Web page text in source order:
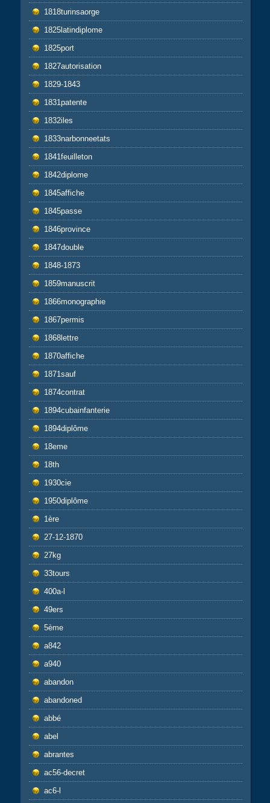
1818turinsaorge
1825latindiplome
1825port
1827autorisation
1829-1843
1831patente
1832iles
1833narbonneetats
1841feuilleton
1842diplome
1845affiche
1845passe
1846province
1847double
1848-1873
1859manuscrit
1866monographie
1867permis
1868lettre
1870affiche
1871sauf
1874contrat
1894cubainfanterie
1894diplôme
18eme
18th
1930cie
1950diplôme
1ère
27-12-1870
27kg
33tours
400a-l
49ers
5ème
a842
a940
abandon
abandoned
abbé
abel
abrantes
ac56-decret
ac6-l